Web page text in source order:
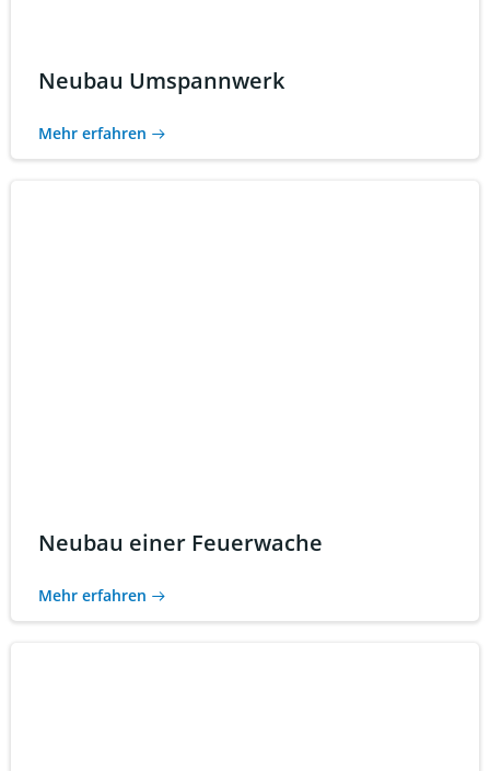
Neubau Umspannwerk
Mehr erfahren
Neubau einer Feuerwache
Mehr erfahren